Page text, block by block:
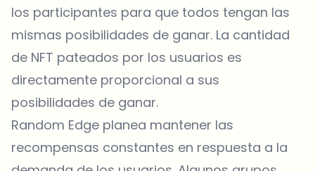
los participantes para que todos tengan las
mismas posibilidades de ganar. La cantidad
de NFT pateados por los usuarios es
directamente proporcional a sus
posibilidades de ganar.
Random Edge planea mantener las
recompensas constantes en respuesta a la